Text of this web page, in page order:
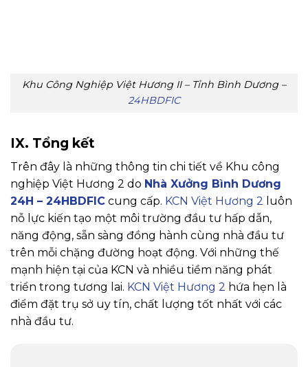
Khu Công Nghiệp Việt Hương II – Tỉnh Bình Dương –
24HBDFIC
IX. Tổng kết
Trên đây là những thông tin chi tiết về Khu công
nghiệp Việt Hương 2 do Nhà Xưởng Bình Dương
24H – 24HBDFIC cung cấp. KCN Việt Hương 2
luôn
nỗ lực kiến tạo một môi trường đầu tư hấp dẫn,
năng động, sẵn sàng đồng hành cùng nhà đầu tư
trên mỗi chặng đường hoạt động. Với những thế
mạnh hiện tại của KCN và nhiều tiềm năng phát
triển trong tương lai. KCN Việt Hương 2 hứa hẹn là
điểm đặt trụ sở uy tín, chất lượng tốt nhất với các
nhà đầu tư.